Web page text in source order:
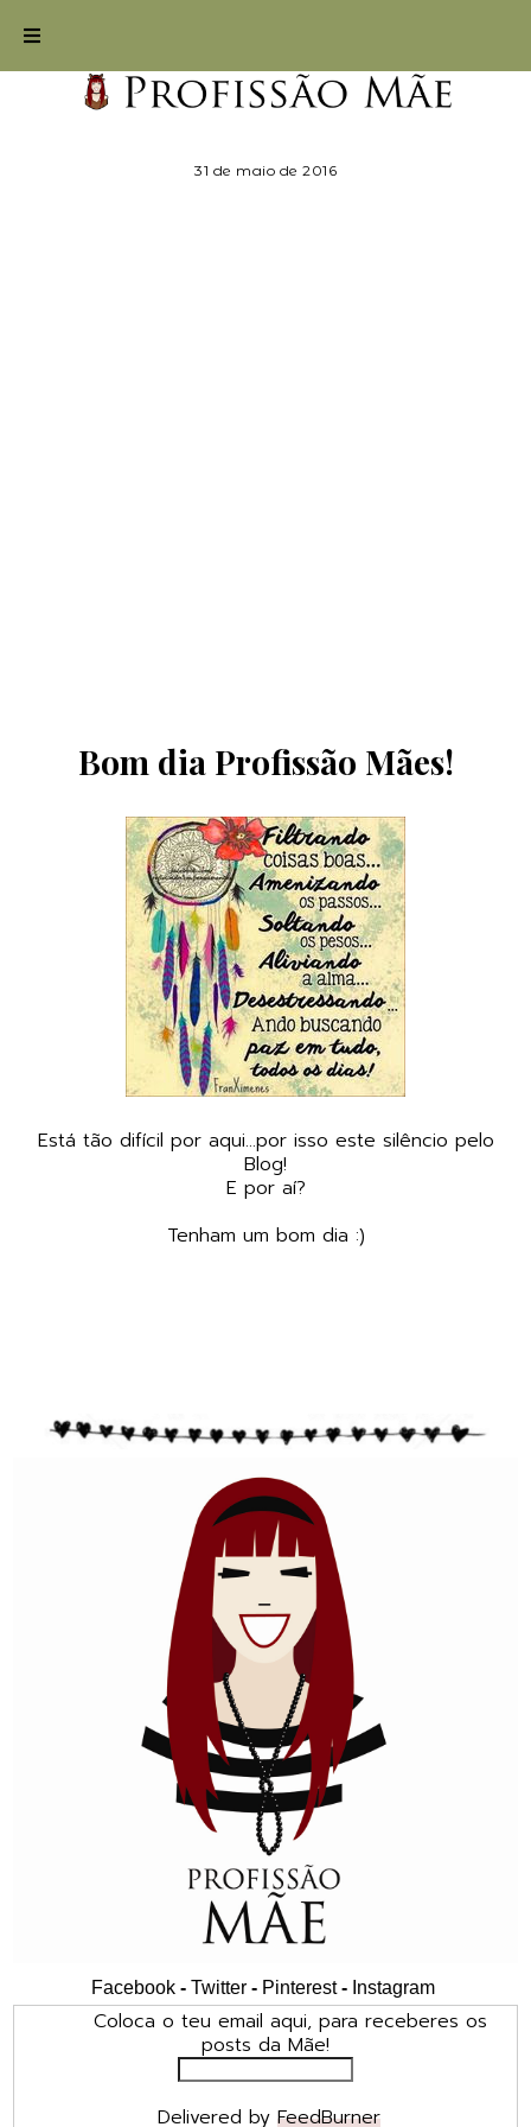
31 de maio de 2016
Bom dia Profissão Mães!
Está tão difícil por aqui...por isso este silêncio pelo
Blog!
E por aí?
Tenham um bom dia :)
Facebook - Twitter - Pinterest- Instagram
Coloca o teu email aqui, para receberes os
posts da Mãe!
Delivered by FeedBurner